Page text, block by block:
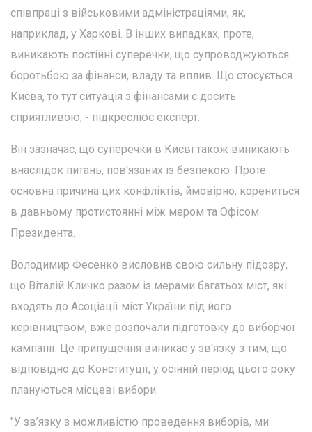
співпраці з військовими адміністраціями, як,
наприклад, у Харкові. В інших випадках, проте,
виникають постійні суперечки, що супроводжуються
боротьбою за фінанси, владу та вплив. Що стосується
Києва, то тут ситуація з фінансами є досить
сприятливою, - підкреслює експерт.
Він зазначає, що суперечки в Києві також виникають
внаслідок питань, пов'язаних із безпекою. Проте
основна причина цих конфліктів, ймовірно, корениться
в давньому протистоянні між мером та Офісом
Президента.
Володимир Фесенко висловив свою сильну підозру,
що Віталій Кличко разом із мерами багатьох міст, які
входять до Асоціації міст України під його
керівництвом, вже розпочали підготовку до виборчої
кампанії. Це припущення виникає у зв'язку з тим, що
відповідно до Конституції, у осінній період цього року
плануються місцеві вибори.
"У зв’язку з можливістю проведення виборів, ми